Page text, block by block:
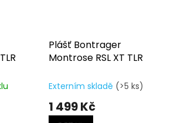
Plášť Bontrager
Montrose RSL XT TLR
Externím skladě (>5 ks)
1 499 Kč